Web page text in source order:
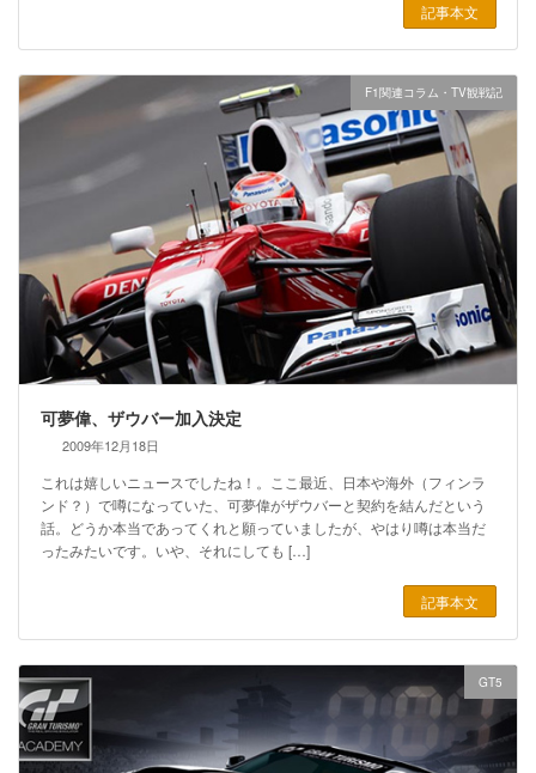
記事本文
F1関連コラム・TV観戦記
可夢偉、ザウバー加入決定
2009年12月18日
これは嬉しいニュースでしたね！。ここ最近、日本や海外（フィンラ
ンド？）で噂になっていた、可夢偉がザウバーと契約を結んだという
話。どうか本当であってくれと願っていましたが、やはり噂は本当だ
ったみたいです。いや、それにしても […]
記事本文
GT5